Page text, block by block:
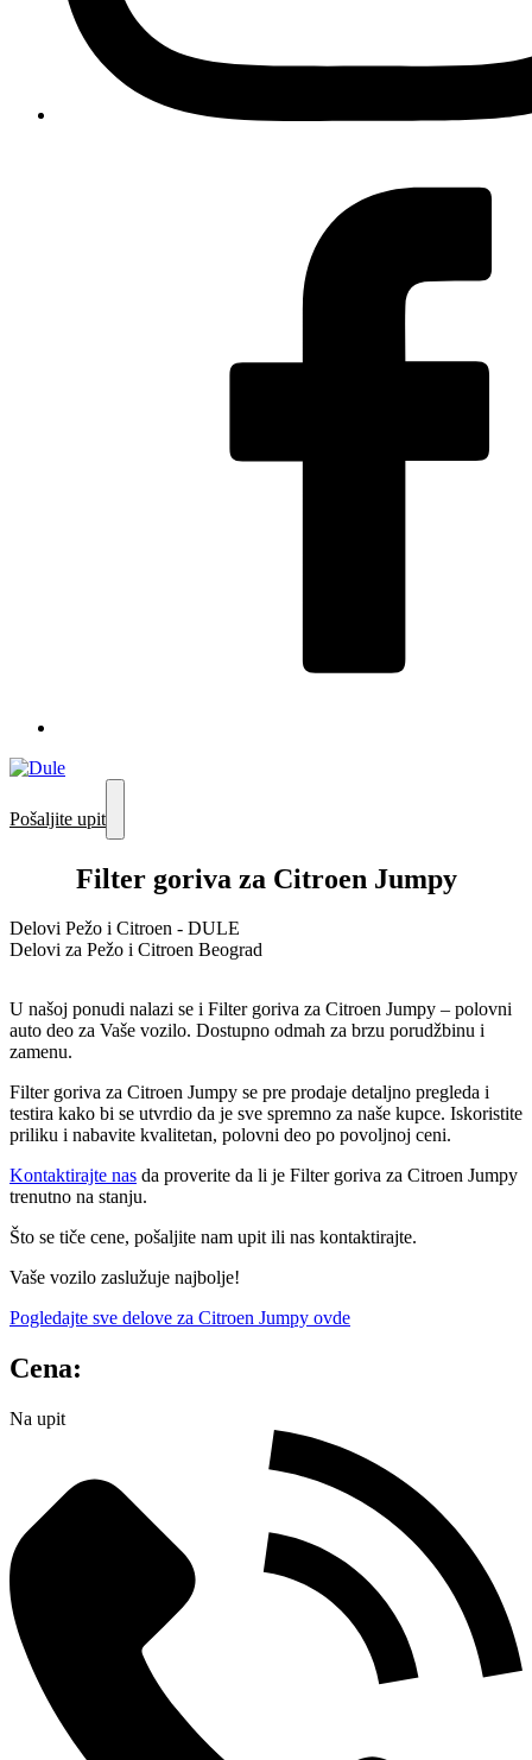
Pošaljite upit
Filter goriva za Citroen Jumpy
Delovi Pežo i Citroen - DULE
Delovi za Pežo i Citroen Beograd
U našoj ponudi nalazi se i Filter goriva za Citroen Jumpy – polovni
auto deo za Vaše vozilo. Dostupno odmah za brzu porudžbinu i
zamenu.
Filter goriva za Citroen Jumpy se pre prodaje detaljno pregleda i
testira kako bi se utvrdio da je sve spremno za naše kupce. Iskoristite
priliku i nabavite kvalitetan, polovni deo po povoljnoj ceni.
Kontaktirajte nas da proverite da li je Filter goriva za Citroen Jumpy
trenutno na stanju.
Što se tiče cene, pošaljite nam upit ili nas kontaktirajte.
Vaše vozilo zaslužuje najbolje!
Pogledajte sve delove za Citroen Jumpy ovde
Cena:
Na upit